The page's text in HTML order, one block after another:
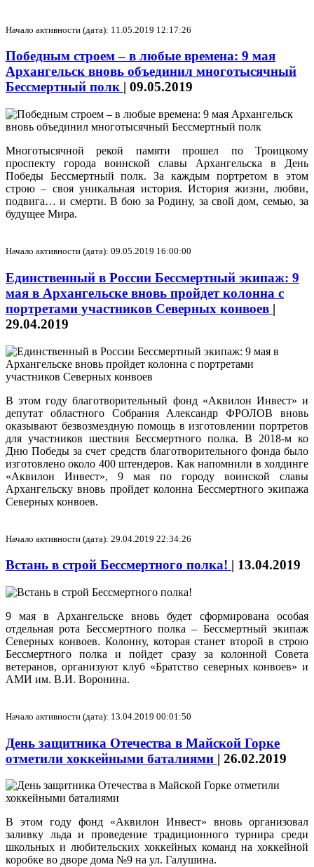
Начало активности (дата): 11.05.2019 12:17:26
Победным строем – в любые времена: 9 мая
Архангельск вновь объединил многотысячный
Бессмертный полк | 09.05.2019
Многотысячной рекой памяти прошел по Троицкому
проспекту города воинской славы Архангельска в День
Победы Бессмертный полк. За каждым портретом в этом
строю – своя уникальная история. История жизни, любви,
подвига… и смерти. В бою за Родину, за свой дом, семью, за
будущее Мира.
Начало активности (дата): 09.05.2019 16:00:00
Единственный в России Бессмертный экипаж: 9
мая в Архангельске вновь пройдет колонна с
портретами участников Северных конвоев |
29.04.2019
В этом году благотворительный фонд «Аквилон Инвест» и
депутат областного Собрания Александр ФРОЛОВ вновь
оказывают безвозмездную помощь в изготовлении портретов
для участников шествия Бессмертного полка. В 2018-м ко
Дню Победы за счет средств благотворительного фонда было
изготовлено около 400 штендеров. Как напомнили в холдинге
«Аквилон Инвест», 9 мая по городу воинской славы
Архангельску вновь пройдет колонна Бессмертного экипажа
Северных конвоев.
Начало активности (дата): 29.04.2019 22:34:26
Встань в строй Бессмертного полка! | 13.04.2019
9 мая в Архангельске вновь будет сформирована особая
отдельная рота Бессмертного полка – Бессмертный экипаж
Северных конвоев. Колонну, которая станет второй в строю
Бессмертного полка и пойдет сразу за колонной Совета
ветеранов, организуют клуб «Братство северных конвоев» и
АМИ им. В.И. Воронина.
Начало активности (дата): 13.04.2019 00:01:50
День защитника Отечества в Майской Горке
отметили хоккейными баталиями | 26.02.2019
В этом году фонд «Аквилон Инвест» вновь организовал
заливку льда и проведение традиционного турнира среди
школьных и любительских хоккейных команд на хоккейной
коробке во дворе дома №9 на ул. Галушина.